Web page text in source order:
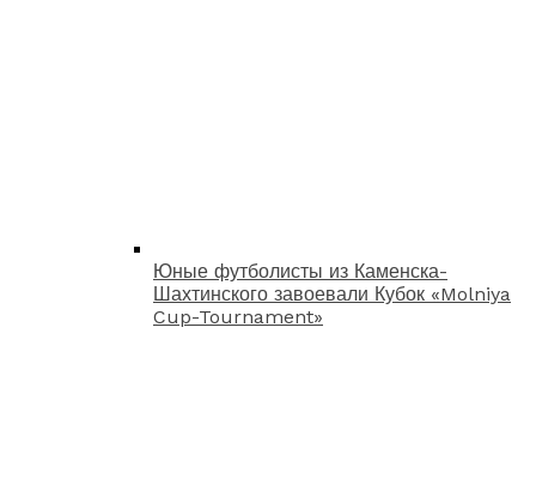
Юные футболисты из Каменска-
Шахтинского завоевали Кубок «Molniya
Cup-Tournament»